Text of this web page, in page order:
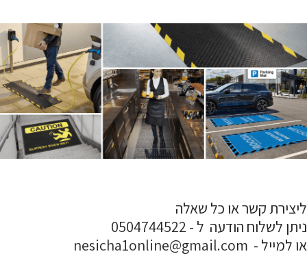
ליצירת קשר או כל שאלה
ניתן לשלוח הודעה ל - 0504744522
או למייל - nesicha1online@gmail.com